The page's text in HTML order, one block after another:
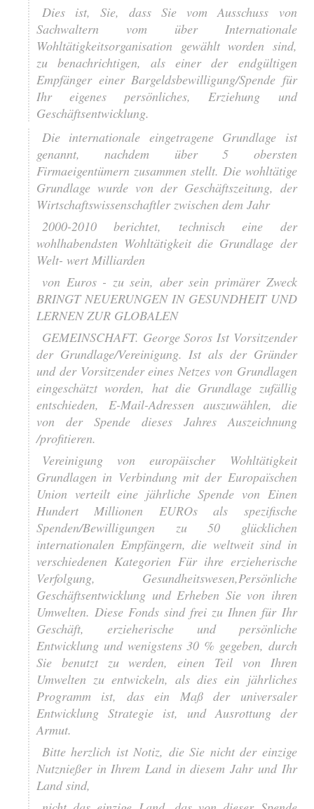
Dies ist, Sie, dass Sie vom Ausschuss von
Sachwaltern vom über Internationale
Wohltätigkeitsorganisation gewählt worden sind,
zu benachrichtigen, als einer der endgültigen
Empfänger einer Bargeldsbewilligung/Spende für
Ihr eigenes persönliches, Erziehung und
Geschäftsentwicklung.
Die internationale eingetragene Grundlage ist
genannt, nachdem über 5 obersten
Firmaeigentümern zusammen stellt. Die wohltätige
Grundlage wurde von der Geschäftszeitung, der
Wirtschaftswissenschaftler zwischen dem Jahr
2000-2010 berichtet, technisch eine der
wohlhabendsten Wohltätigkeit die Grundlage der
Welt- wert Milliarden
von Euros - zu sein, aber sein primärer Zweck
BRINGT NEUERUNGEN IN GESUNDHEIT UND
LERNEN ZUR GLOBALEN
GEMEINSCHAFT. George Soros Ist Vorsitzender
der Grundlage/Vereinigung. Ist als der Gründer
und der Vorsitzender eines Netzes von Grundlagen
eingeschätzt worden, hat die Grundlage zufällig
entschieden, E-Mail-Adressen auszuwählen, die
von der Spende dieses Jahres Auszeichnung
/profitieren.
Vereinigung von europäischer Wohltätigkeit
Grundlagen in Verbindung mit der Europaïschen
Union verteilt eine jährliche Spende von Einen
Hundert Millionen EUROs als spezifische
Spenden/Bewilligungen zu 50 glücklichen
internationalen Empfängern, die weltweit sind in
verschiedenen Kategorien Für ihre erzieherische
Verfolgung, Gesundheitswesen,Persönliche
Geschäftsentwicklung und Erheben Sie von ihren
Umwelten. Diese Fonds sind frei zu Ihnen für Ihr
Geschäft, erzieherische und persönliche
Entwicklung und wenigstens 30 % gegeben, durch
Sie benutzt zu werden, einen Teil von Ihren
Umwelten zu entwickeln, als dies ein jährliches
Programm ist, das ein Maß der universaler
Entwicklung Strategie ist, und Ausrottung der
Armut.
Bitte herzlich ist Notiz, die Sie nicht der einzige
Nutznießer in Ihrem Land in diesem Jahr und Ihr
Land sind,